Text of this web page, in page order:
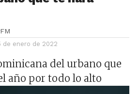
de enero de 2022
del urbano que
año por todo lo alto